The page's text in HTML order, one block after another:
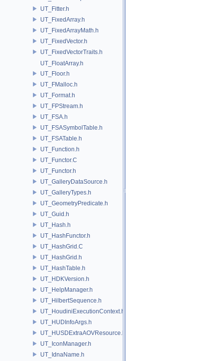
UT_Fitter.h
UT_FixedArray.h
UT_FixedArrayMath.h
UT_FixedVector.h
UT_FixedVectorTraits.h
UT_FloatArray.h
UT_Floor.h
UT_FMalloc.h
UT_Format.h
UT_FPStream.h
UT_FSA.h
UT_FSASymbolTable.h
UT_FSATable.h
UT_Function.h
UT_Functor.C
UT_Functor.h
UT_GalleryDataSource.h
UT_GalleryTypes.h
UT_GeometryPredicate.h
UT_Guid.h
UT_Hash.h
UT_HashFunctor.h
UT_HashGrid.C
UT_HashGrid.h
UT_HashTable.h
UT_HDKVersion.h
UT_HelpManager.h
UT_HilbertSequence.h
UT_HoudiniExecutionContext.h
UT_HUDInfoArgs.h
UT_HUSDExtraAOVResource.h
UT_IconManager.h
UT_IdnaName.h